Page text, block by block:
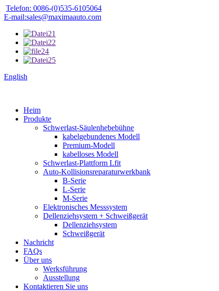
Telefon: 0086-(0)535-6105064
E-mail:sales@maximaauto.com
English
Heim
Produkte
Schwerlast-Säulenhebebühne
kabelgebundenes Modell
Premium-Modell
kabelloses Modell
Schwerlast-Plattform Lfit
Auto-Kollisionsreparaturwerkbank
B-Serie
L-Serie
M-Serie
Elektronisches Messsystem
Dellenziehsystem + Schweißgerät
Dellenziehsystem
Schweißgerät
Nachricht
FAQs
Über uns
Werksführung
Ausstellung
Kontaktieren Sie uns